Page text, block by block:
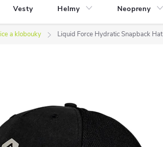
Vesty Helmy Neopreny
a klobouky Liquid Force Hydratic Snapback Hat